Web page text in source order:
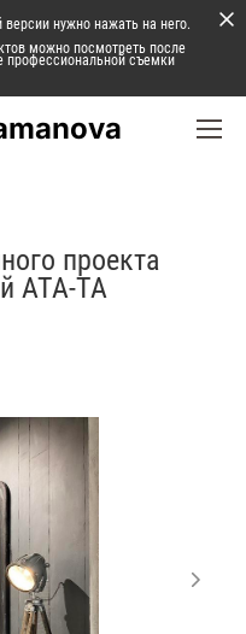
нужно нажать на него.
можно посмотреть после
профессиональной съемки
проекта
АТА-ТА